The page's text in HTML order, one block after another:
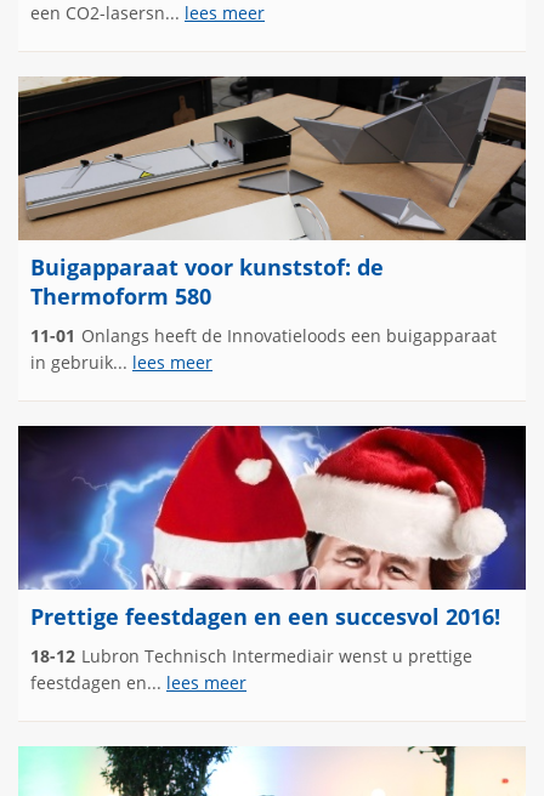
een CO2-lasersn... lees meer
Buigapparaat voor kunststof: de
Thermoform 580
11-01 Onlangs heeft de Innovatieloods een buigapparaat
in gebruik... lees meer
Prettige feestdagen en een succesvol 2016!
18-12 Lubron Technisch Intermediair wenst u prettige
feestdagen en... lees meer